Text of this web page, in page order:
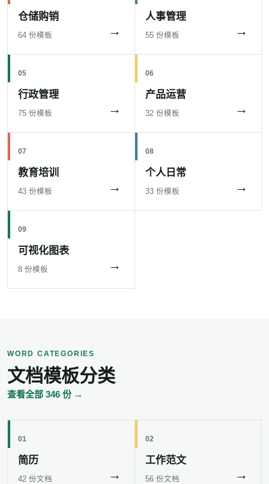
仓储购销
64 份模板 →
人事管理
55 份模板 →
05
行政管理
75 份模板 →
06
产品运营
32 份模板 →
07
教育培训
43 份模板 →
08
个人日常
33 份模板 →
09
可视化图表
8 份模板 →
WORD CATEGORIES
文档模板分类
查看全部 346 份 →
01
简历
42 份文档 →
02
工作范文
56 份文档 →